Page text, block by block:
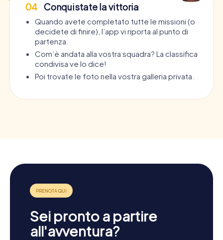
04 Conquistate la vittoria
Quando avete completato tutte le missioni (o
decidete di finire), l’app vi riporta al punto di
partenza.
Com’è andata alla vostra squadra? La classifica
condivisa ve lo dice!
Poi trovate le foto nella vostra galleria privata.
Sei pronto a partire
all'avventura?